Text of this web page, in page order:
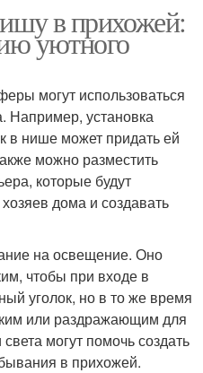
в прихожей:
уютного
могут использоваться
Например, установка
в нише может придать ей
можно разместить
которые будут
дома и создавать
на освещение. Оно
чтобы при входе в
уголок, но в то же время
или раздражающим для
могут помочь создать
в прихожей.